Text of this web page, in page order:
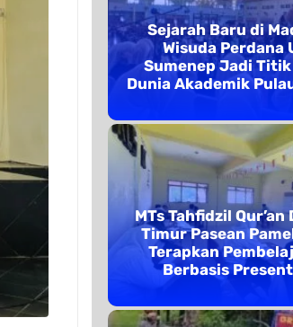
Sejarah Baru di
Wisuda Perdana
Sumenep Jadi
Dunia Akademik
MTs Tahfidzil Qur’an
Timur Pasean
Terapkan
Berbasis